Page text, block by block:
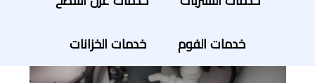
خدمات الفوم خدمات الخزانات